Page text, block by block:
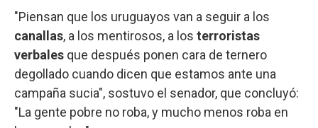
"Piensan que los uruguayos van a seguir a los
canallas, a los mentirosos, a los terroristas
verbales que después ponen cara de ternero
degollado cuando dicen que estamos ante una
campaña sucia", sostuvo el senador, que concluyó:
"La gente pobre no roba, y mucho menos roba en